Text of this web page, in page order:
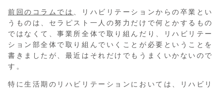
前回のコラムでは
、リハビリテーションからの卒業とい
うものは、セラピスト一人の努力だけで何とかするもの
ではなくて、事業所全体で取り組んだり、リハビリテー
ション部全体で取り組んでいくことが必要ということを
書きましたが、最近はそれだけでもうまくいかないので
す。
特に生活期のリハビリテーションにおいては、リハビリ